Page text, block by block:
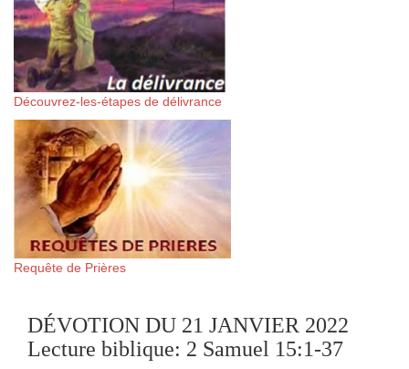
Découvrez-les-étapes de délivrance
Requête de Prières
DÉVOTION DU 21 JANVIER 2022
Lecture biblique: 2 Samuel 15:1-37